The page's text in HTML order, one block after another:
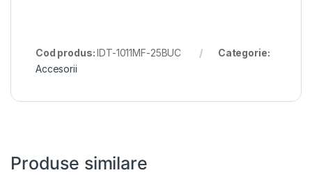
Cod produs:IDT-1011MF-25BUC
Categorie:
Accesorii
Produse similare